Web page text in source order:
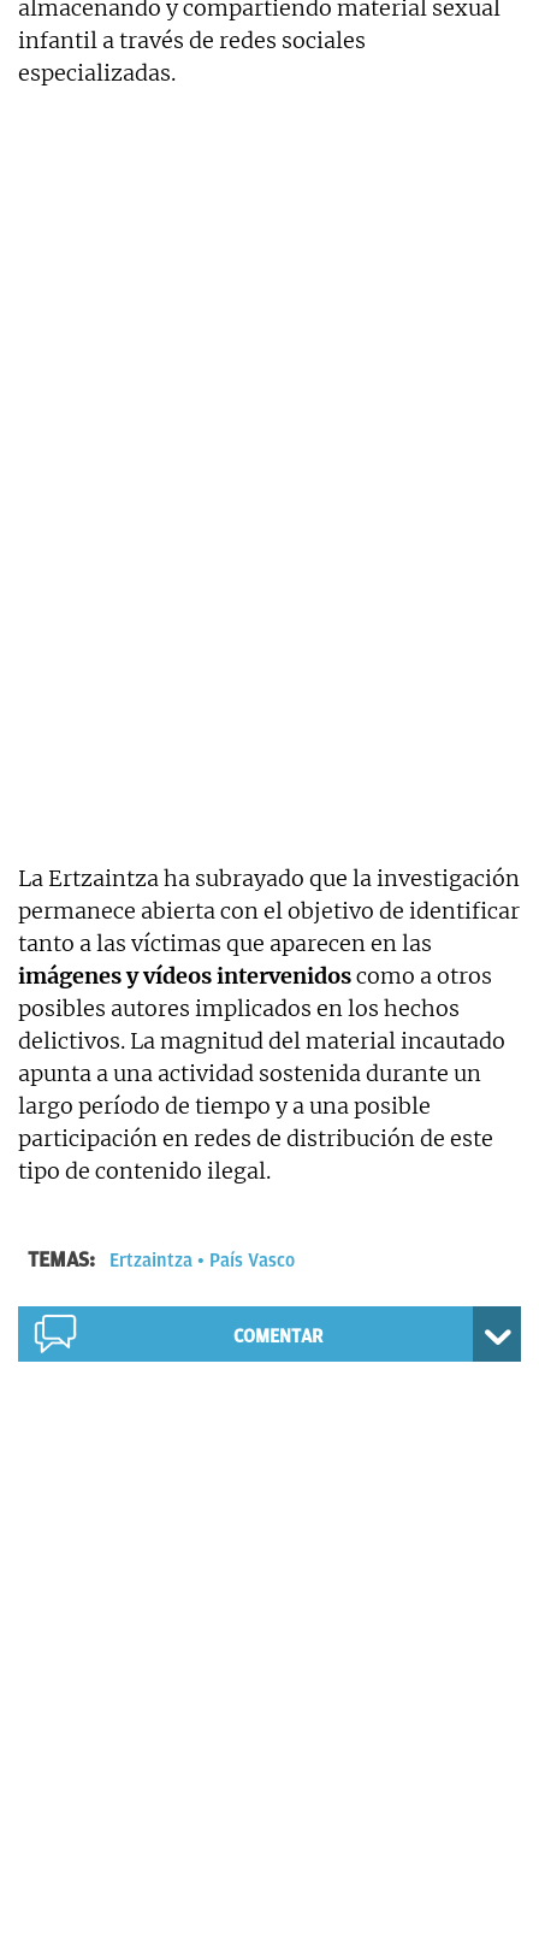
almacenando y compartiendo material sexual
infantil a través de redes sociales
especializadas.
La Ertzaintza ha subrayado que la investigación
permanece abierta con el objetivo de identificar
tanto a las víctimas que aparecen en las
imágenes y vídeos intervenidoscomo a otros
posibles autores implicados en los hechos
delictivos. La magnitud del material incautado
apunta a una actividad sostenida durante un
largo período de tiempo y a una posible
participación en redes de distribución de este
tipo de contenido ilegal.
TEMAS: Ertzaintza País Vasco
COMENTAR